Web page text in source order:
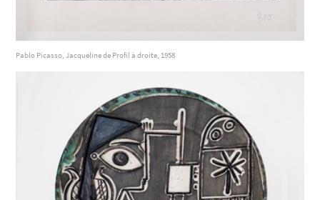
Pablo Picasso, Jacqueline de Profil à droite, 1958